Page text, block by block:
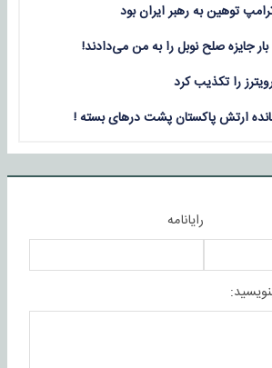
توهین به رهبر ایران بود
را تکذیب کرد
ارتش پاکستان پشت درهای بسته !
رایانامه